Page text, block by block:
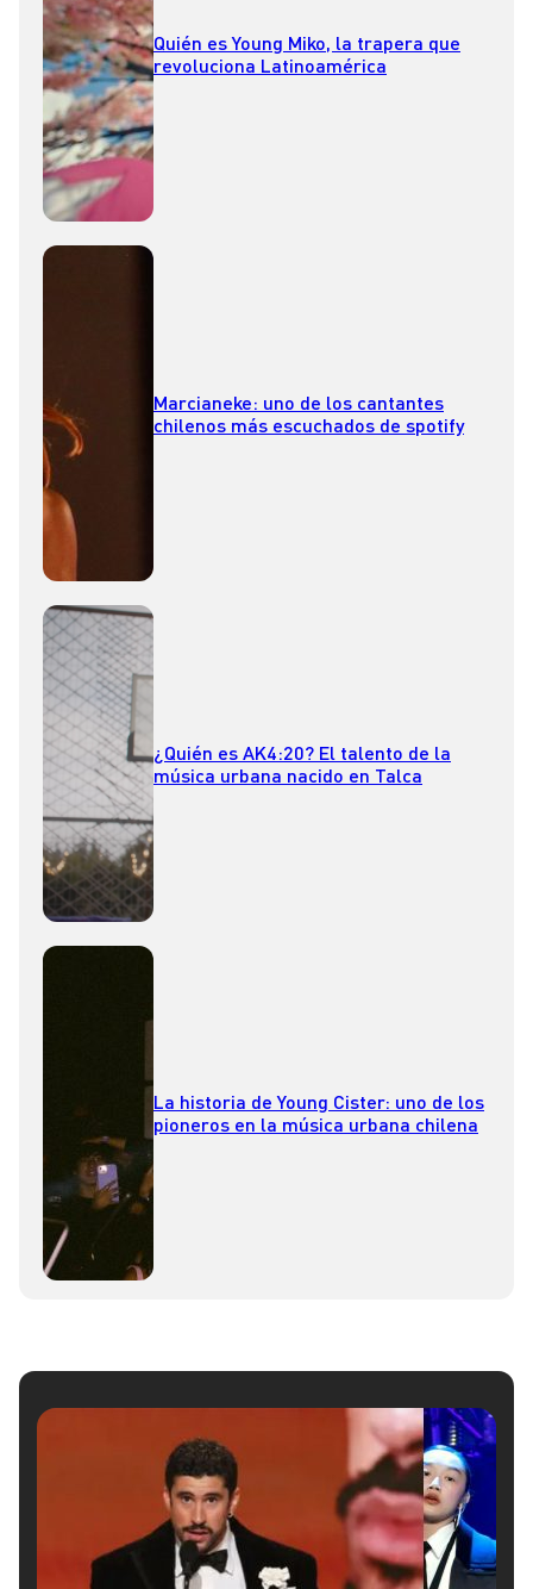
Quién es Young Miko, la trapera que
revoluciona Latinoamérica
Marcianeke: uno de los cantantes
chilenos más escuchados de spotify
¿Quién es AK4:20? El talento de la
música urbana nacido en Talca
La historia de Young Cister: uno de los
pioneros en la música urbana chilena